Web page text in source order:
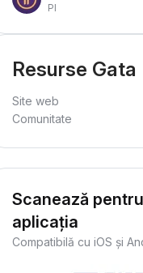
PI
Resurse Gata
Site web
Comunitate
Scanează
aplicația
Compatibilă cu iOS și